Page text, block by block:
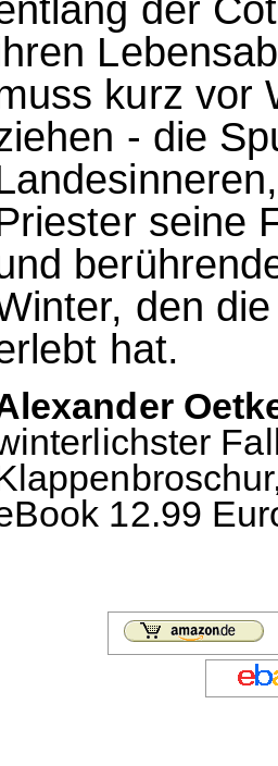
der
kurz vor
- die
seine
den
hat.
12.99